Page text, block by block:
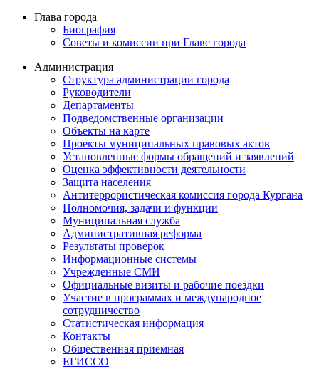
Глава города
Биография
Советы и комиссии при Главе города
Администрация
Структура администрации города
Руководители
Департаменты
Подведомственные организации
Объекты на карте
Проекты муниципальных правовых актов
Установленные формы обращений и заявлений
Оценка эффективности деятельности
Защита населения
Антитеррористическая комиссия города Кургана
Полномочия, задачи и функции
Муниципальная служба
Административная реформа
Результаты проверок
Информационные системы
Учрежденные СМИ
Официальные визиты и рабочие поездки
Участие в программах и международное
сотрудничество
Статистическая информация
Контакты
Общественная приемная
ЕГИССО